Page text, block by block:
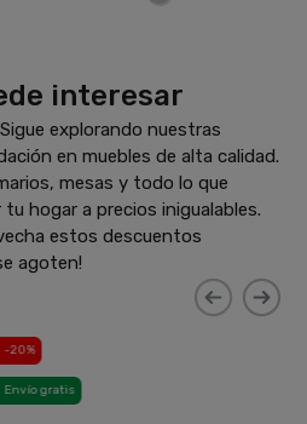
interesar
explorando nuestras
en muebles de alta calidad.
mesas y todo lo que
hogar a precios inigualables.
estos descuentos
agoten!